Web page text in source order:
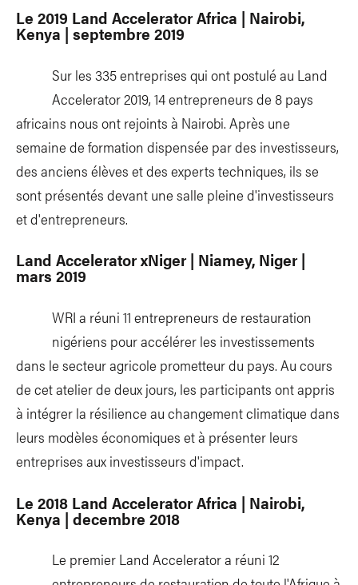
Le 2019 Land Accelerator Africa | Nairobi,
Kenya | septembre 2019
Sur les 335 entreprises qui ont postulé au Land
Accelerator 2019, 14 entrepreneurs de 8 pays
africains nous ont rejoints à Nairobi. Après une
semaine de formation dispensée par des investisseurs,
des anciens élèves et des experts techniques, ils se
sont présentés devant une salle pleine d'investisseurs
et d'entrepreneurs.
Land Accelerator xNiger | Niamey, Niger |
mars 2019
WRI a réuni 11 entrepreneurs de restauration
nigériens pour accélérer les investissements
dans le secteur agricole prometteur du pays. Au cours
de cet atelier de deux jours, les participants ont appris
à intégrer la résilience au changement climatique dans
leurs modèles économiques et à présenter leurs
entreprises aux investisseurs d'impact.
Le 2018 Land Accelerator Africa | Nairobi,
Kenya | decembre 2018
Le premier Land Accelerator a réuni 12